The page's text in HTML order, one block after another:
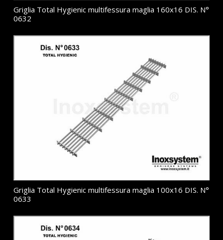
Griglia Total Hygienic multifessura maglia 160x16 DIS. N°
0632
Griglia Total Hygienic multifessura maglia 100x16 DIS. N°
0633